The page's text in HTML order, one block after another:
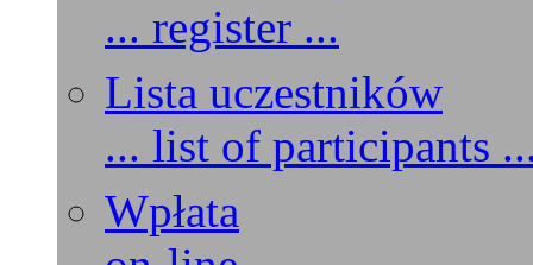
... register ...
Lista uczestników
... list of participants
Wpłata